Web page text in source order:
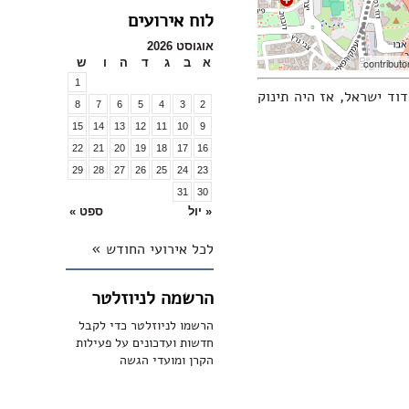
לוח אירועים
אוגוסט 2026
א
ב ג ד ה ו ש
1
2
3
4
5
6
7
8
9
10
11
12
13
14
15
16
17
18
19
20
21
22
23
24
25
26
27
28
29
30
31
« יול ספט »
לכל אירועי החודש »
הרשמה לניוזלטר
הרשמו לניוזלטר כדי לקבל
חדשות ועדכונים על פעילות
הקרן ומועדי הגשה
ישראל, אז היה תינוק